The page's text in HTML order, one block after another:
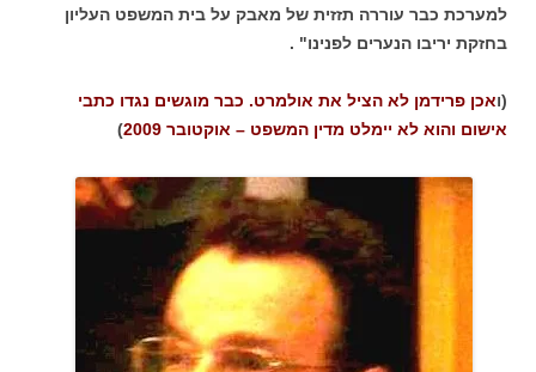
למערכת כבר עוררה תזזית של מאבק על בית המשפט העליון
בחזקת יריבו הנערים לפנינו" .
(ואכן פרידמן לא הציל את אולמרט. כבר מוגשים נגדו כתבי
אישום והוא לא יימלט מדין המשפט – אוקטובר 2009
)